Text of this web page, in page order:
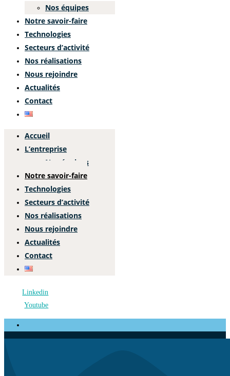
Nos équipes
Notre savoir-faire
Technologies
Secteurs d’activité
Nos réalisations
Nous rejoindre
Actualités
Contact
Accueil
L’entreprise
Nos équipes
Notre savoir-faire
Technologies
Secteurs d’activité
Nos réalisations
Nous rejoindre
Actualités
Contact
Linkedin
Youtube